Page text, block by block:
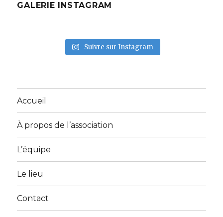
GALERIE INSTAGRAM
Suivre sur Instagram
Accueil
À propos de l’association
L’équipe
Le lieu
Contact